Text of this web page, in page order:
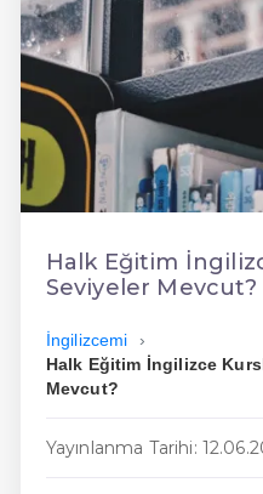
Dil Eğitimi
En Hızlı İngilizce
En Kolay İngilizce
En Ucuz İngilizce
En Uygun İngilizce
Hızlı İngilizce
Halk Eğitim
Seviyeler Mevcut?
İngilizcemi
Halk Eğitim İngilizce
Mevcut?
Yayınlanma Tarihi: